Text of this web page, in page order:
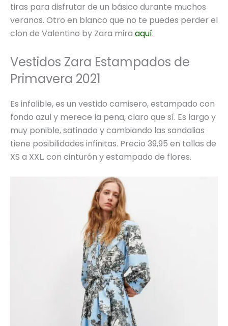
tiras para disfrutar de un básico durante muchos
veranos. Otro en blanco que no te puedes perder el
clon de Valentino by Zara mira aquí.
Vestidos Zara Estampados de
Primavera 2021
Es infalible, es un vestido camisero, estampado con
fondo azul y merece la pena, claro que sí. Es largo y
muy ponible, satinado y cambiando las sandalias
tiene posibilidades infinitas. Precio 39,95 en tallas de
XS a XXL. con cinturón y estampado de flores.